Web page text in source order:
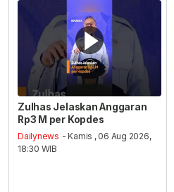
Zulhas Jelaskan Anggaran
Rp3 M per Kopdes
Dailynews - Kamis , 06 Aug 2026,
18:30 WIB